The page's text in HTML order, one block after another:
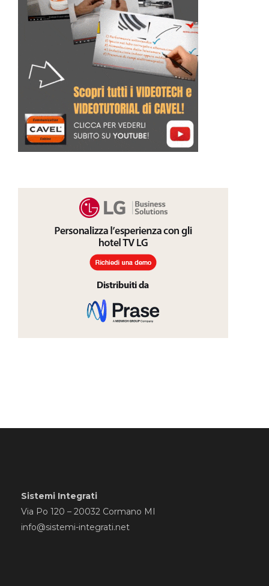
Sistemi Integrati
Via Po 120 – 20032 Cormano MI
info@sistemi-integrati.net